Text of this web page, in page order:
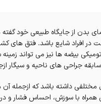
بدن از جایگاه طبیعی خود
افراد شایع باشد. فتق های
بیضه ها نیز می تواند
جراحی های ناحیه و سیگار
مختلفی داشته باشد که ازجمله
با سوزش، احساس فشار و